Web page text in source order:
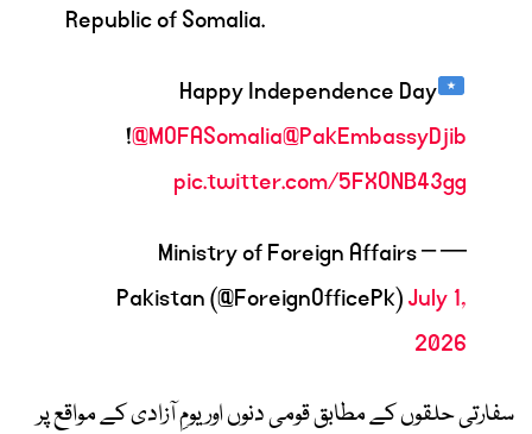
Republic of Somalia.
Happy Independence Day
!@MOFASomalia@PakEmbassyDjib
pic.twitter.com/5FXONB43gg
— Ministry of Foreign Affairs –
Pakistan (@ForeignOfficePk)July 1,
2026
سفارتی حلقوں کے مطابق قومی دنوں اور یومِ آزادی کے مواقع پر